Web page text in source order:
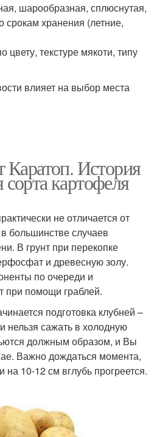
шарообразная, сплюснутая,
срокам хранения (летние,
текстуре мякоти, типу
влияет на выбор места
Каратоп. История
картофеля
не отличается от
большинстве случаев
В грунт при перекопке
и древесную золу.
по очереди и
при помощи граблей.
подготовка клубней –
нельзя сажать в холодную
должным образом, и Вы
Важно дождаться момента,
на 10-12 см вглубь прогреется.